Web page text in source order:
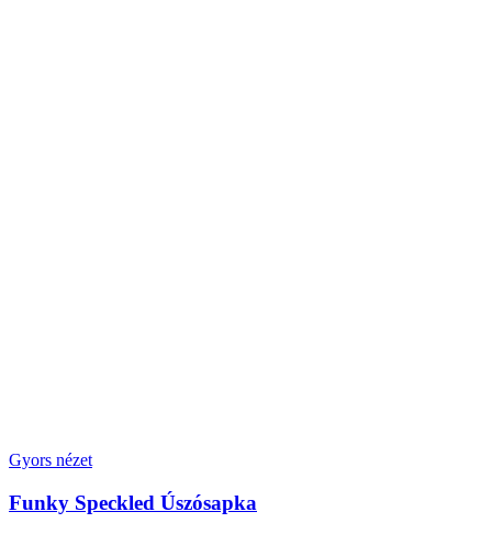
Gyors nézet
Funky Speckled Úszósapka